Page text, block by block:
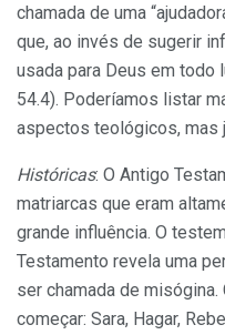
chamada de uma
que, ao invés de sugerir
usada para Deus em todo
54.4). Poderíamos listar
aspectos teológicos, mas
Históricas: O Antigo
matriarcas que eram
grande influência. O
Testamento revela uma
ser chamada de
começar: Sara, Hagar,